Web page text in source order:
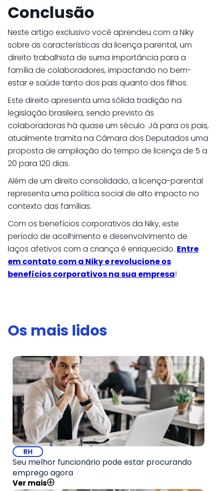
Conclusão
Neste artigo exclusivo você aprendeu com a Niky
sobre as características da licença parental, um
direito trabalhista de suma importância para a
família de colaboradores, impactando no bem-
estar e saúde tanto dos pais quanto dos filhos.
Este direito apresenta uma sólida tradição na
legislação brasileira, sendo previsto às
colaboradoras há quase um século. Já para os pais,
atualmente tramita na Câmara dos Deputados uma
proposta de ampliação do tempo de licença de 5 a
20 para 120 dias.
Além de um direito consolidado, a licença-parental
representa uma política social de alto impacto no
contexto das famílias.
Com os benefícios corporativos da Niky, este
período de acolhimento e desenvolvimento de
laços afetivos com a criança é enriquecido. Entre
em contato com a Niky e revolucione os
benefícios corporativos na sua empresa!
Os mais lidos
RH
Seu melhor funcionário pode estar procurando
emprego agora
Ver mais